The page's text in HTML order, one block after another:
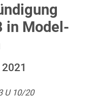
in Model-
U 10/20